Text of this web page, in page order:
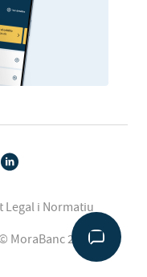
i Normatiu
© MoraBanc 2026